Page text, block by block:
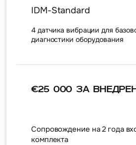
IDM-Standard
4 датчика вибрации для
диагностики оборудования
€25 000 за
Сопровождение на 2 года
комплекта